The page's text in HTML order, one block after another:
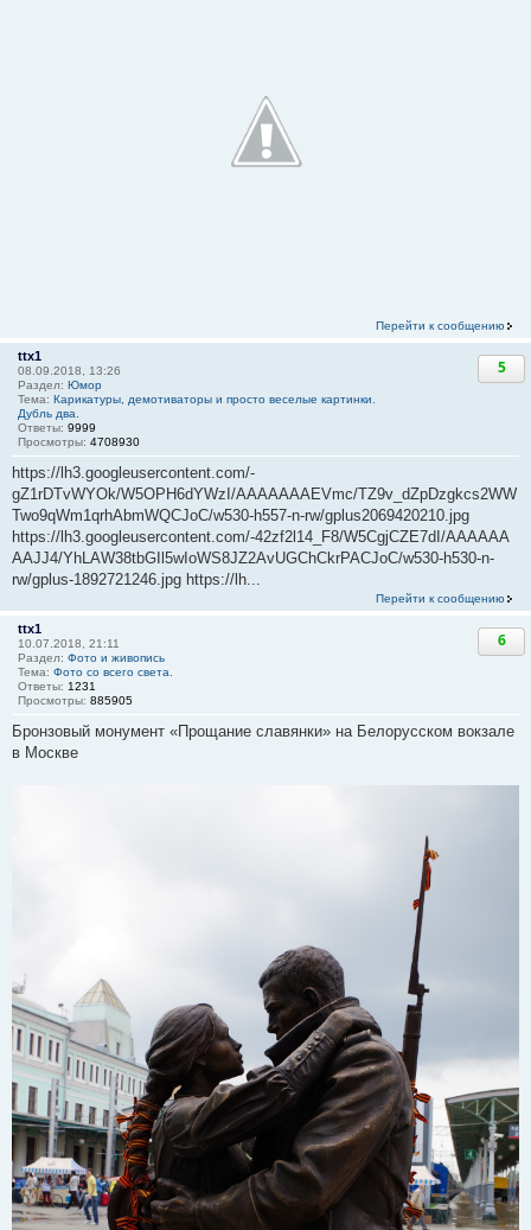
Перейти к сообщению
ttx1
08.09.2018, 13:26
Раздел: Юмор
Тема: Карикатуры, демотиваторы и просто веселые картинки.
Дубль два.
Ответы: 9999
Просмотры: 4708930
5
https://lh3.googleusercontent.com/-
gZ1rDTvWYOk/W5OPH6dYWzI/AAAAAAAEVmc/TZ9v_dZpDzgkcs2WW
Two9qWm1qrhAbmWQCJoC/w530-h557-n-rw/gplus2069420210.jpg
https://lh3.googleusercontent.com/-42zf2l14_F8/W5CgjCZE7dI/AAAAAA
AAJJ4/YhLAW38tbGIl5wIoWS8JZ2AvUGChCkrPACJoC/w530-h530-n-
rw/gplus-1892721246.jpg https://lh...
Перейти к сообщению
ttx1
10.07.2018, 21:11
Раздел: Фото и живопись
Тема: Фото со всего света.
Ответы: 1231
Просмотры: 885905
6
Бронзовый монумент «Прощание славянки» на Белорусском вокзале
в Москве